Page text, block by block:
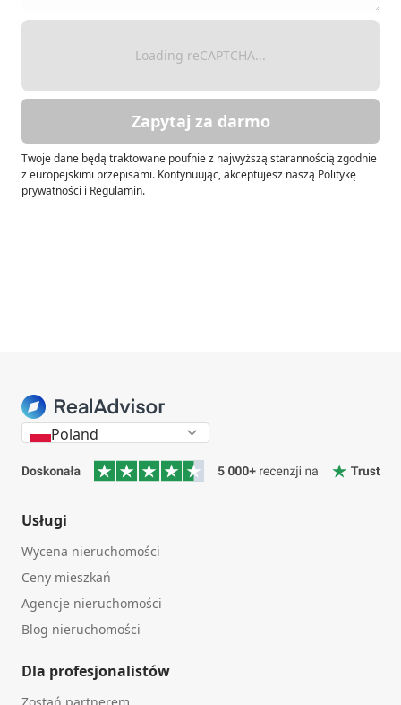
Loading reCAPTCHA...
Zapytaj za darmo
Twoje dane będą traktowane poufnie z najwyższą starannością zgodnie
z europejskimi przepisami. Kontynuując, akceptujesz naszą Politykę
prywatności i Regulamin.
Poland
Usługi
Wycena nieruchomości
Ceny mieszkań
Agencje nieruchomości
Blog nieruchomości
Dla profesjonalistów
Zostań partnerem